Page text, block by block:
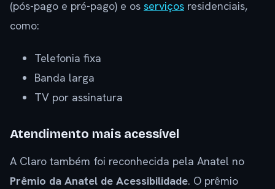
(pós-pago e pré-pago) e os serviços residenciais,
como:
Telefonia fixa
Banda larga
TV por assinatura
Atendimento mais acessível
A Claro também foi reconhecida pela Anatel no
Prêmio da Anatel de Acessibilidade. O prêmio